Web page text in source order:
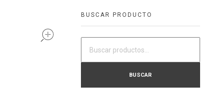
open
BUSCAR PRODUCTO
BUSCAR